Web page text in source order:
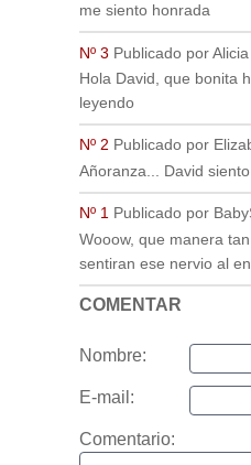
me siento honrada
Nº 3 Publicado por
Hola David, que bonita
leyendo
Nº 2 Publicado por
Añoranza... David
Nº 1 Publicado por
Wooow, que manera
sentiran ese nervio al
COMENTAR
Nombre:
E-mail:
Comentario: